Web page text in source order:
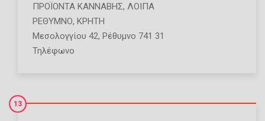
ΠΡΟΪΌΝΤΑ ΚΆΝΝΑΒΗΣ, ΛΟΙΠΆ
ΡΕΘΥΜΝΟ, ΚΡΗΤΗ
Μεσολογγίου 42, Ρέθυμνο 741 31
Τηλέφωνο
13